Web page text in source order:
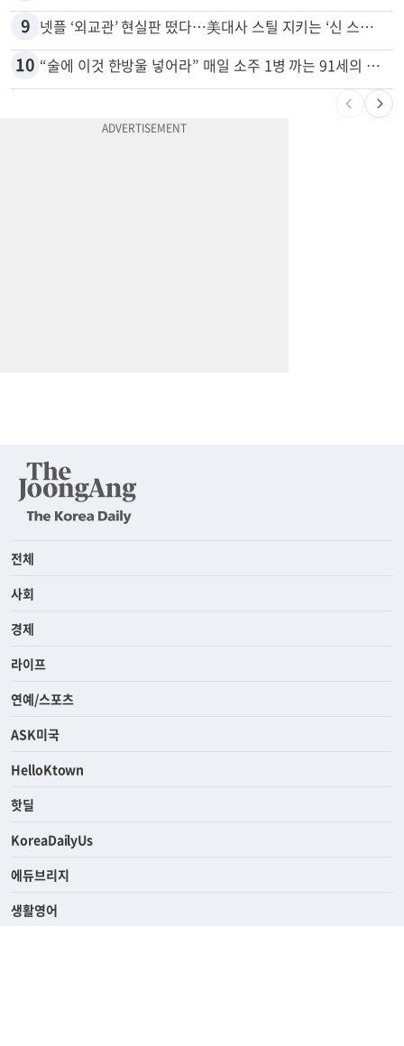
9 넷플 ‘외교관’ 현실판 떴다…美대사 스틸 지키는 ‘신 스틸러’
10 “술에 이것 한방울 넣어라” 매일 소주 1병 까는 91세의 철칙
전체
사회
경제
라이프
연예/스포츠
ASK미국
HelloKtown
핫딜
KoreaDailyUs
에듀브리지
생활영어